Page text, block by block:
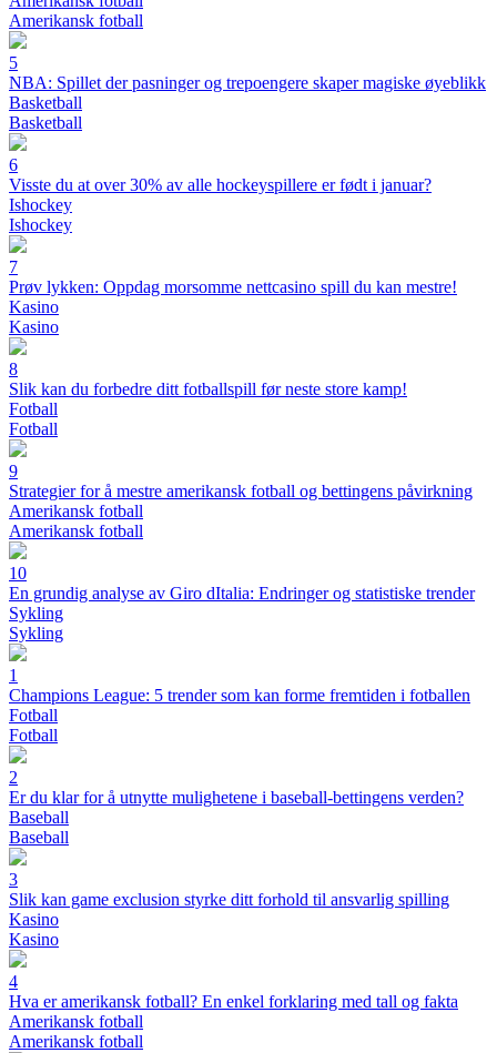
Amerikansk fotball
5
NBA: Spillet der pasninger og trepoengere skaper magiske øyeblikk
Basketball
Basketball
6
Visste du at over 30% av alle hockeyspillere er født i januar?
Ishockey
Ishockey
7
Prøv lykken: Oppdag morsomme nettcasino spill du kan mestre!
Kasino
Kasino
8
Slik kan du forbedre ditt fotballspill før neste store kamp!
Fotball
Fotball
9
Strategier for å mestre amerikansk fotball og bettingens påvirkning
Amerikansk fotball
Amerikansk fotball
10
En grundig analyse av Giro dItalia: Endringer og statistiske trender
Sykling
Sykling
1
Champions League: 5 trender som kan forme fremtiden i fotballen
Fotball
Fotball
2
Er du klar for å utnytte mulighetene i baseball-bettingens verden?
Baseball
Baseball
3
Slik kan game exclusion styrke ditt forhold til ansvarlig spilling
Kasino
Kasino
4
Hva er amerikansk fotball? En enkel forklaring med tall og fakta
Amerikansk fotball
Amerikansk fotball